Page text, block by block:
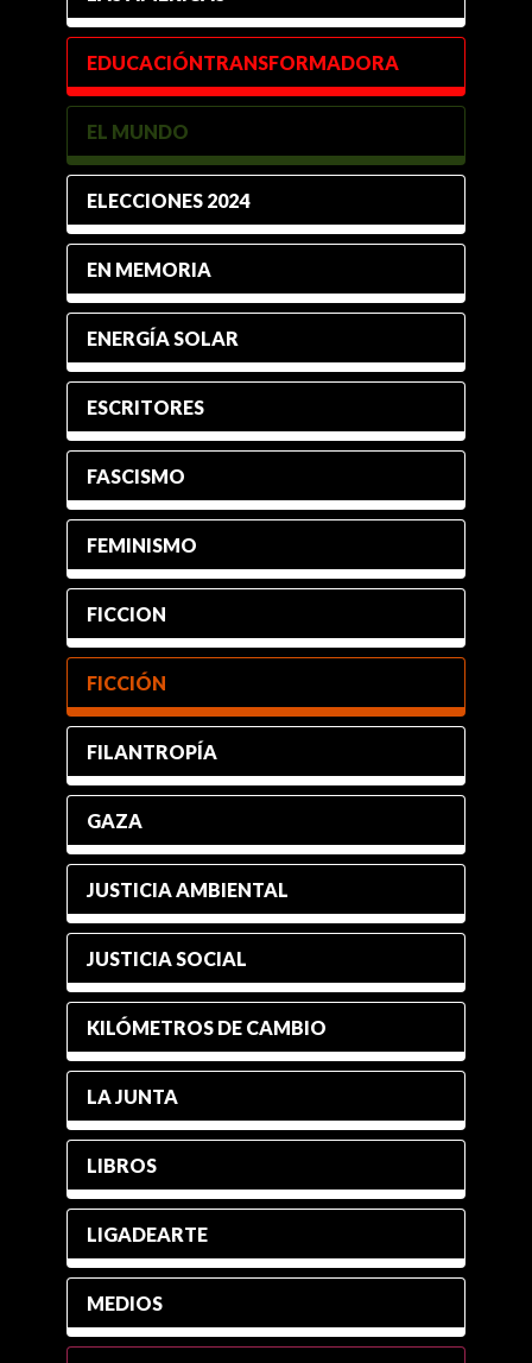
EDUCACIÓNTRANSFORMADORA
EL MUNDO
ELECCIONES 2024
EN MEMORIA
ENERGÍA SOLAR
ESCRITORES
FASCISMO
FEMINISMO
FICCION
FICCIÓN
FILANTROPÍA
GAZA
JUSTICIA AMBIENTAL
JUSTICIA SOCIAL
KILÓMETROS DE CAMBIO
LA JUNTA
LIBROS
LIGADEARTE
MEDIOS